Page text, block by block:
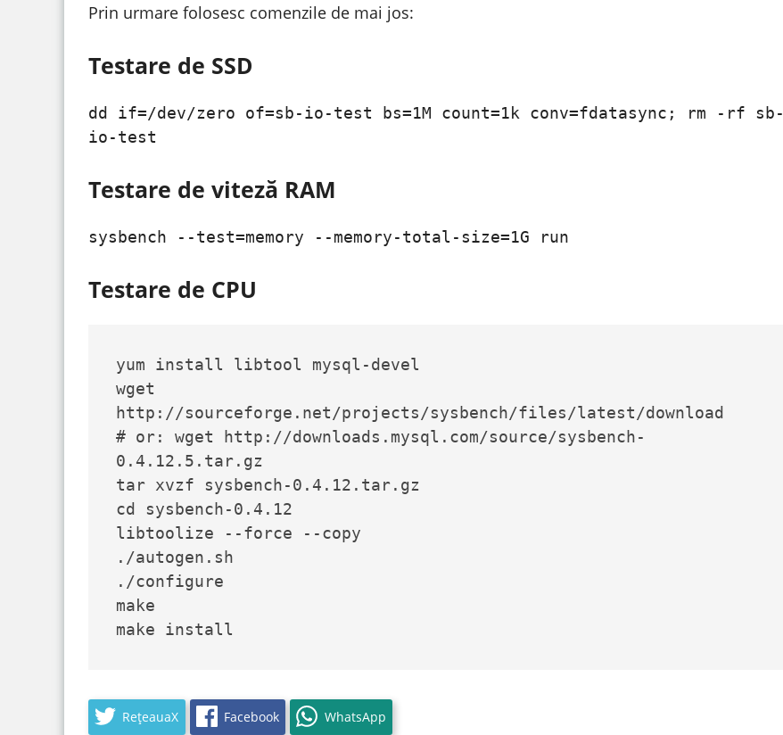
Prin urmare folosesc comenzile de mai jos:
Testare de SSD
dd if=/dev/zero of=sb-io-test bs=1M count=1k conv=fdatasync; rm -rf sb-
io-test
Testare de viteză RAM
sysbench --test=memory --memory-total-size=1G run
Testare de CPU
yum install libtool mysql-devel
wget
http://sourceforge.net/projects/sysbench/files/latest/download
# or: wget http://downloads.mysql.com/source/sysbench-
0.4.12.5.tar.gz
tar xvzf sysbench-0.4.12.tar.gz
cd sysbench-0.4.12
libtoolize --force --copy
./autogen.sh
./configure
make
make install
RețeauaX Facebook WhatsApp